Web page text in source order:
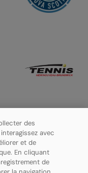
des
avec
et de
En cliquant
de